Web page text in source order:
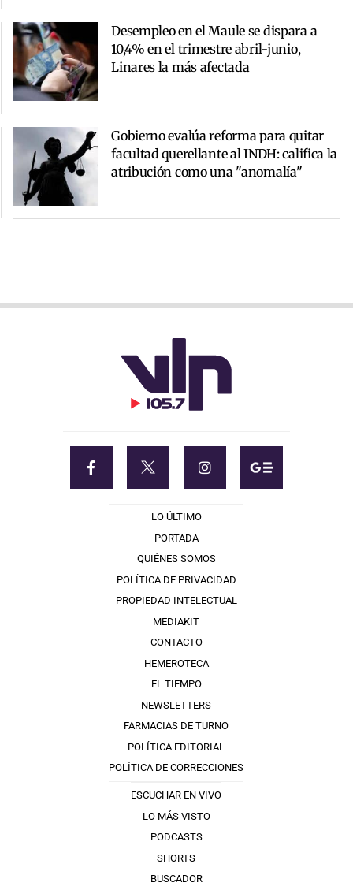
Desempleo en el Maule se dispara a
10,4% en el trimestre abril-junio,
Linares la más afectada
Gobierno evalúa reforma para quitar
facultad querellante al INDH: califica la
atribución como una "anomalía"
LO ÚLTIMO
PORTADA
QUIÉNES SOMOS
POLÍTICA DE PRIVACIDAD
PROPIEDAD INTELECTUAL
MEDIAKIT
CONTACTO
HEMEROTECA
EL TIEMPO
NEWSLETTERS
FARMACIAS DE TURNO
POLÍTICA EDITORIAL
POLÍTICA DE CORRECCIONES
ESCUCHAR EN VIVO
LO MÁS VISTO
PODCASTS
SHORTS
BUSCADOR